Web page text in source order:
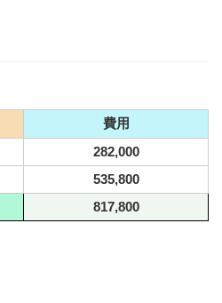
費用
282,000
535,800
817,800